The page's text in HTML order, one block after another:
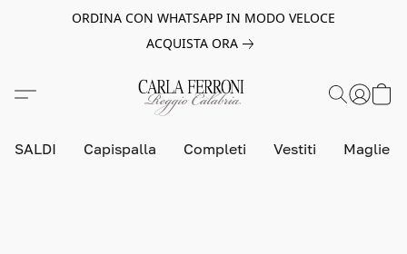
ORDINA CON WHATSAPP IN MODO VELOCE
ACQUISTA ORA
SALDI Capispalla Completi Vestiti Maglie e